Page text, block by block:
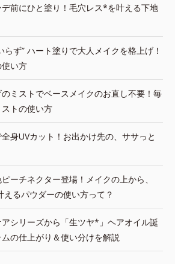
デ前にひと塗り！毛穴レス*を叶える下地
らず” ハート塗りで大人メイクを格上げ！
い方
のミストでベースメイクのお直し不要！毎
トの使い方
全身UVカット！お出かけ先の、ササっと
ーチネクター登場！メイクの上から、
えるパウダーの使い方って？
アシリーズから「生ツヤ*」ヘアオイル誕
の仕上がり＆使い分けを解説